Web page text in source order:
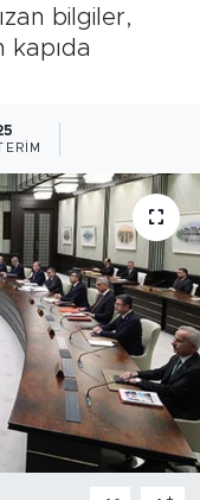
bilgiler,
kapıda